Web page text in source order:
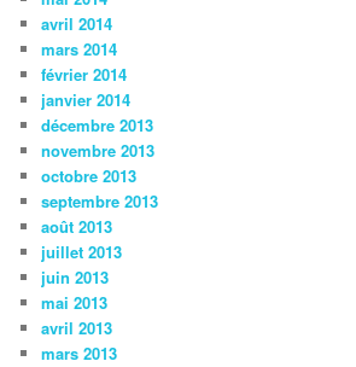
avril 2014
mars 2014
février 2014
janvier 2014
décembre 2013
novembre 2013
octobre 2013
septembre 2013
août 2013
juillet 2013
juin 2013
mai 2013
avril 2013
mars 2013